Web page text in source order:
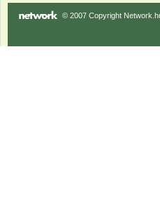
© 2007 Copyright